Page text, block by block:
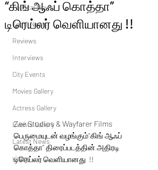
Political News
Tamil News
Reviews
Interviews
City Events
Movies Gallery
Actress Gallery
Events Gallery
Latest News
videos
“கிங் ஆஃப் கொத்தா”
டிரெய்லர் வெளியானது !!
Zee Studios & Wayfarer Films
பெருமையுடன் வழங்கும்“கிங் ஆஃப்
கொத்தா” திரைப்படத்தின் அதிரடி
டிரெய்லர் வெளியானது  !!